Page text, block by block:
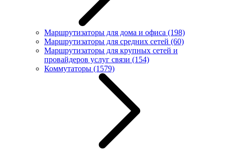
Маршрутизаторы для дома и офиса (198)
Маршрутизаторы для средних сетей (60)
Маршрутизаторы для крупных сетей и
провайдеров услуг связи (154)
Коммутаторы (1579)